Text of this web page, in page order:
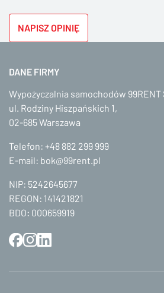
NAPISZ OPINIĘ
DANE FIRMY
Wypożyczalnia samochodów 99RENT
ul. Rodziny Hiszpańskich 1,
02-685 Warszawa
Telefon: +48 882 299 999
E-mail: bok@99rent.pl
NIP: 5242645677
REGON: 141421821
BDO: 000659919